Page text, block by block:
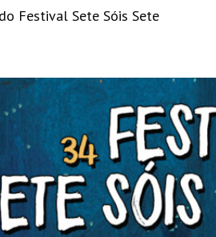
Festival Sete Sóis Sete